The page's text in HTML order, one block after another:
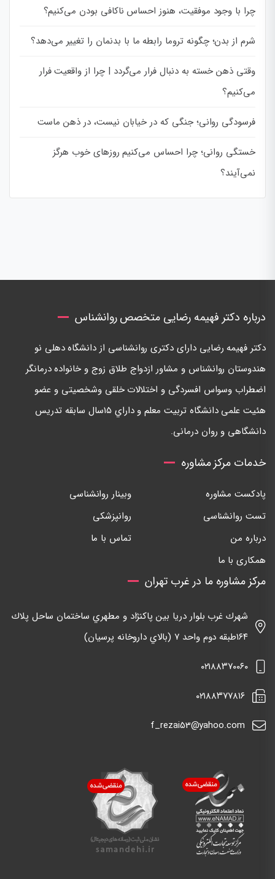
چرا با وجود موفقیت، هنوز احساس ناکافی بودن می‌کنیم؟
شرم از بدن؛ چگونه تروما رابطه ما با بدنمان را تغییر می‌دهد؟
وقتی ذهن خسته به دنبال فرار می‌گردد | چرا از واقعیت فرار
می‌کنیم؟
فرسودگی روانی؛ جنگی که در خیابان نیست، در ذهن ماست
خستگی روانی؛ چرا احساس می‌کنیم روزهای خوب هرگز
نمی‌آیند؟
درباره دکتر فهیمه رضایی متخصص روانشناس
دكتر فهيمه رضايی دارای دكتری روانشناسی از دانشگاه دهلی نو
هندوستان روانشناس و مشاور ازدواج طلاق زوج و خانواده درمانگر
اضطراب وسواس افسردگی و اختلالات خلقی وشخصيتی و عضو
هئيت علمی دانشگاه تربيت معلم و داراي ١٥سال سابقه تدريس
دانشگاهی و روان درمانی.
خدمات مرکز مشاوره
پادکست مشاوره
وبینار روانشناسی
تست روانشناسی
روانپزشکی
درباره من
تماس با ما
همکاری با ما
مرکز مشاوره ما در غرب تهران
شهرك غرب بلوار دريا بين پاكنژاد و مطهري ساختمان ساحل پلاك
١٦٤طبقه دوم واحد ٧ (بالاي داروخانه پرسيان)
٠٢١٨٨٣٧٠٠٦٠
٠٢١٨٨٣٧٧٨١٦
f_rezai53@yahoo.com